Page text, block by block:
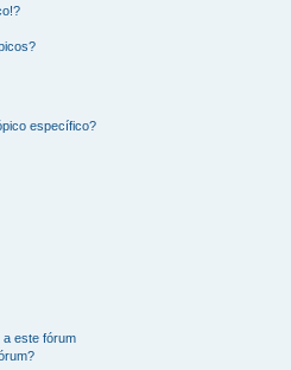
específico?
a este fórum